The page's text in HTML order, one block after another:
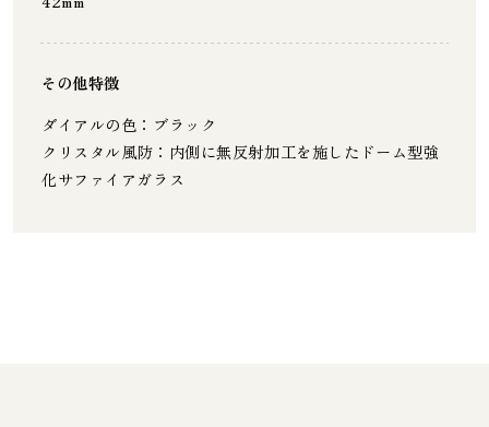
その他特徴
ダイアルの色 ：ブラッ ク
クリスタル風防 ：内側に無反射加工を施したドーム型強
化サファイアガラ ス